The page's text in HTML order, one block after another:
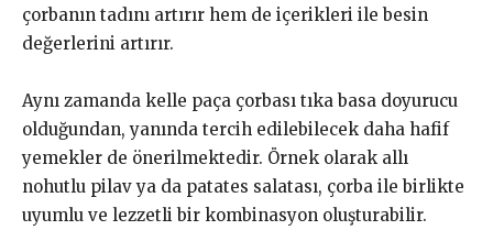
çorbanın tadını artırır hem de içerikleri ile besin
değerlerini artırır.
Aynı zamanda kelle paça çorbası tıka basa doyurucu
olduğundan, yanında tercih edilebilecek daha hafif
yemekler de önerilmektedir. Örnek olarak allı
nohutlu pilav ya da patates salatası, çorba ile birlikte
uyumlu ve lezzetli bir kombinasyon oluşturabilir.